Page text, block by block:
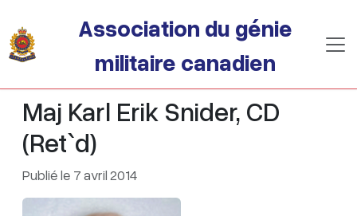
Association du génie
militaire canadien
Maj Karl Erik Snider, CD
(Ret`d)
Publié le 7 avril 2014